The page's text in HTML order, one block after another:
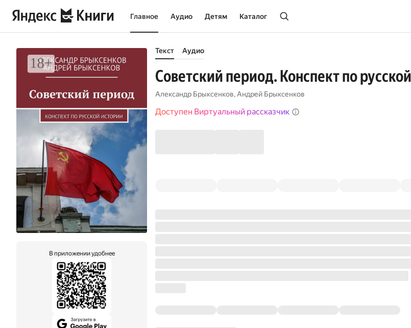
Главное Аудио Детям Каталог
В приложении удобнее
Текст Аудио
Советский период. Конспект по
Александр Брыксенков,Андрей Брыксенков
Доступен Виртуальный рассказчик